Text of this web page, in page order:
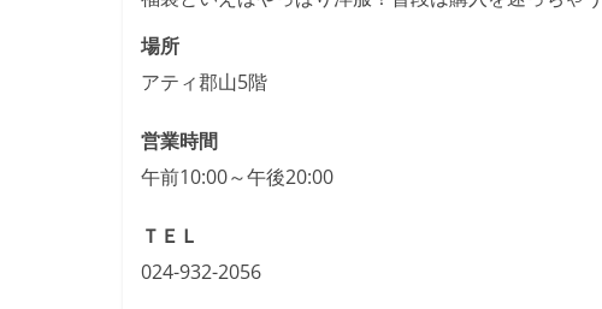
場所
アティ郡山5階
営業時間
午前10:00～午後20:00
ＴＥＬ
024-932-2056